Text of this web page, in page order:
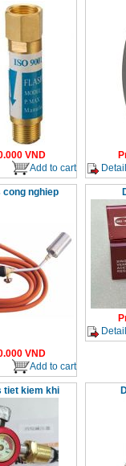
VND
Add to cart
Detail
cong nghiep
VND
Add to cart
Detail
tiet kiem khi